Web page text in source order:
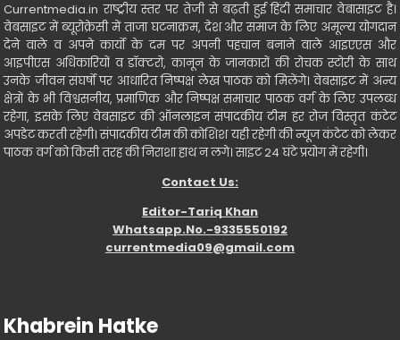
Currentmedia.in राष्ट्रीय स्तर पर तेजी से बढ़ती हुई हिंदी समाचार वेबासाइट है।
वेबसाइट में ब्यूरोक्रेसी में ताजा घटनाक्रम, देश और समाज के लिए अमूल्य योगदान
देने वाले व अपने कार्यो के दम पर अपनी पहचान बनाने वाले आइएएस और
आइपीएस अधिकारियों व डॉक्टरो, कानून के जानकारों की रोचक स्टोरी के साथ
उनके जीवन संघर्षो पर आधारित निष्पक्ष लेख पाठक को मिलेंगे। वेबसाइट में अन्य
क्षेत्रों के भी विश्वसनीय, प्रमाणिक और निष्पक्ष समाचार पाठक वर्ग के लिए उपलब्ध
रहेगा, इसके लिए वेबसाइट की ऑनलाइन संपादकीय टीम हर रोज विस्तृत कंटेट
अपडेट करती रहेगी। संपादकीय टीम की कोशिश यही रहेगी की न्यूज कंटेट को लेकर
पाठक वर्ग को किसी तरह की निराशा हाथ न लगे। साइट 24 घंटे प्रयोग में रहेगी।
Contact Us:
Editor-Tariq Khan
Whatsapp.No.-9335550192
currentmedia09@gmail.com
Khabrein Hatke